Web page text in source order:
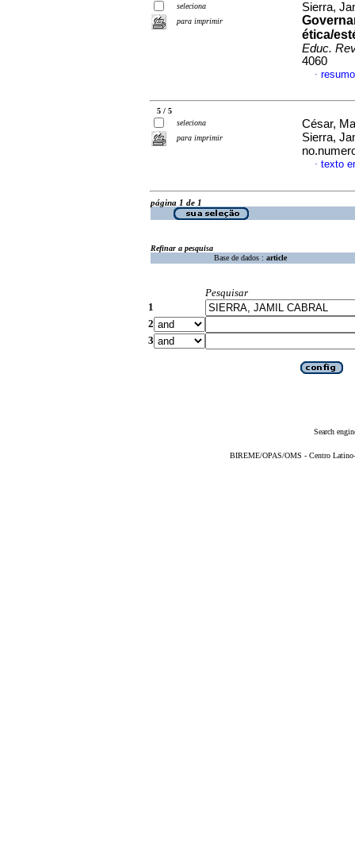
seleciona
para imprimir
Sierra,
ética/
Educ.
4060
·
5 / 5
seleciona
para imprimir
César,
Sierra,
· texto
página 1 de 1
Refinar a pesquisa
Base de dados : article
Pesquisar
1
2
3
Search
BIREME/OPAS/OMS - Centro Latino-